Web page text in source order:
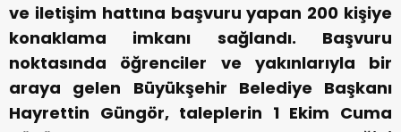
ve iletişim hattına başvuru yapan 200 kişiye
konaklama imkanı sağlandı. Başvuru
noktasında öğrenciler ve yakınlarıyla bir
araya gelen Büyükşehir Belediye Başkanı
Hayrettin Güngör, taleplerin 1 Ekim Cuma